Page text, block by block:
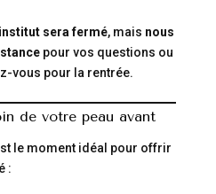
sera fermé, mais nous
pour vos questions ou
vous pour la rentrée.
de votre peau avant
le moment idéal pour offrir
: